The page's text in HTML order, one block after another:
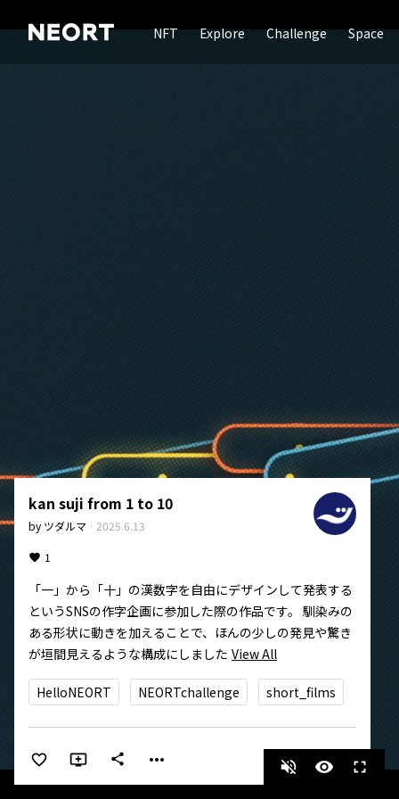
NFT Explore Challenge Space
kan suji from 1 to 10
by ツダルマ · 2025.6.13
1
「一」から「十」の漢数字を自由にデザインして発表する
というSNSの作字企画に参加した際の作品です。 馴染みの
ある形状に動きを加えることで、ほんの少しの発見や驚き
が垣間見えるような構成にしました View All
HelloNEORT NEORTchallenge short_films
share more_horiz volume_off visibility fullscreen